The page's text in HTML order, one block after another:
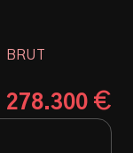
BRUT
278.300 €